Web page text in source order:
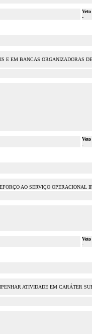
Veto
-
EM BANCAS ORGANIZADORAS
Veto
-
AO SERVIÇO OPERACIONAL
Veto
-
ATIVIDADE EM CARÁTER